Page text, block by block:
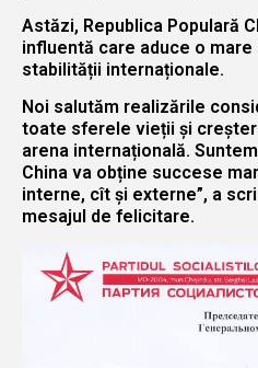
Astăzi, Republica Populară
influentă care aduce o
stabilității internaționale.
Noi salutăm realizările
toate sferele vieții și
arena internațională.
China va obține succese
interne, cît și externe”, a
mesajul de felicitare.